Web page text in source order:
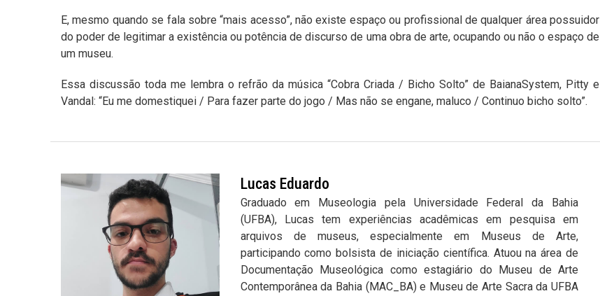
E, mesmo quando se fala sobre “mais acesso”, não existe espaço ou profissional de qualquer área possuidor
do poder de legitimar a existência ou potência de discurso de uma obra de arte, ocupando ou não o espaço de
um museu.
Essa discussão toda me lembra o refrão da música “Cobra Criada / Bicho Solto” de BaianaSystem, Pitty e
Vandal: “Eu me domestiquei / Para fazer parte do jogo / Mas não se engane, maluco / Continuo bicho solto”.
Lucas Eduardo
Graduado em Museologia pela Universidade Federal da Bahia
(UFBA), Lucas tem experiências acadêmicas em pesquisa em
arquivos de museus, especialmente em Museus de Arte,
participando como bolsista de iniciação científica. Atuou na área de
Documentação Museológica como estagiário do Museu de Arte
Contemporânea da Bahia (MAC_BA) e Museu de Arte Sacra da UFBA